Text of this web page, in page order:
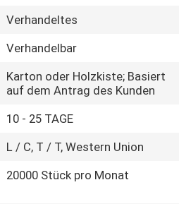
Verhandeltes
Verhandelbar
Karton oder Holzkiste; Basiert
auf dem Antrag des Kunden
10 - 25 TAGE
L / C, T / T, Western Union
20000 Stück pro Monat